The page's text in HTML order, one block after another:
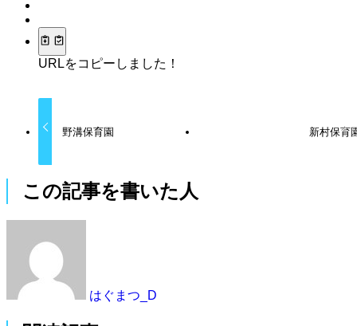
URLをコピーしました！
野溝保育園 新村保育
この記事を書いた人
はぐまつ_D